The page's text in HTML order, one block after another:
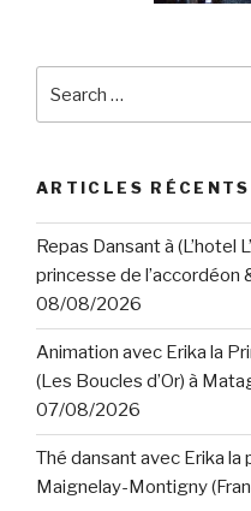
ARTICLES RÉCENTS
Repas Dansant à (L’hotel
princesse de l’accordéon
08/08/2026
Animation avec Erika la
(Les Boucles d’Or) à
07/08/2026
Thé dansant avec Erika la
Maignelay-Montigny